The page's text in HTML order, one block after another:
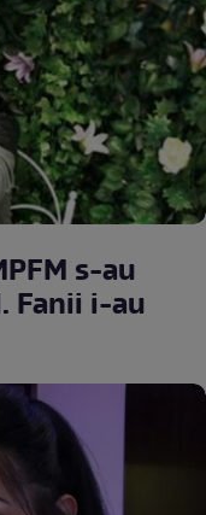
s-au
Fanii i-au